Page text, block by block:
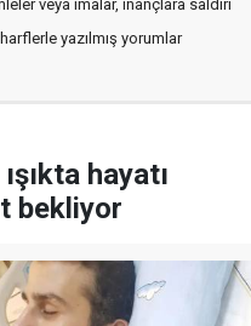
veya imalar, inançlara saldırı
yazılmış yorumlar
hayatı
bekliyor